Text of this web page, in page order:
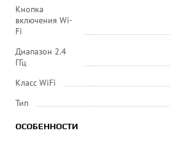
Кнопка
включения Wi-
Fi
Диапазон 2.4
ГГц
Класс WiFi
Тип
ОСОБЕННОСТИ